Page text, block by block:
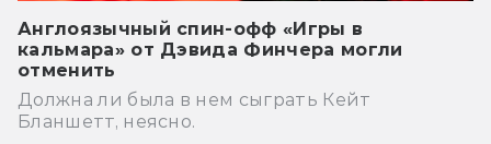
Англоязычный спин-офф «Игры в
кальмара» от Дэвида Финчера могли
отменить
Должна ли была в нем сыграть Кейт
Бланшетт, неясно.